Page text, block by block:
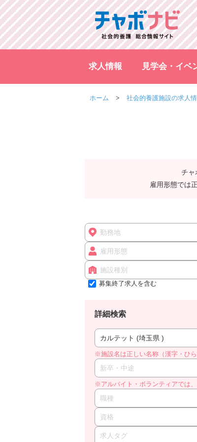
求人情報 見学会・イベ
ホーム 社会的養護施設の求人
チャ
雇用形態では
勤務地
雇用形態
施設種別
募集終了求人を含む
詳細検索
カルテット (埼玉県 )
※施設名は正しい名称（漢字・ひ
新卒・中途
※アルバイト・ボランティアでは
職種
資格
求人タグ